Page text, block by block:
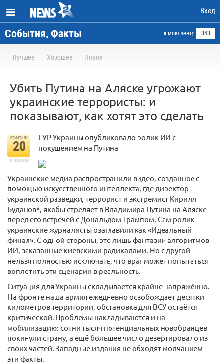
Вход
События, Факты в мою ленту 343
Лучшее Хорошее Новое
Убить Путина на Аляске угрожают
украинские террористы: и
показывают, как хотят это сделать
отметили
20
в архиве
ГУР Украины опубликовало ролик ИИ с
покушением на Путина
Украинские медиа распространили видео, созданное с
помощью искусственного интеллекта, где директор
украинской разведки, террорист и экстремист Кирилл
Буданов*, якобы стреляет в Владимира Путина на Аляске
перед его встречей с Дональдом Трампом. Сам ролик
украинские журналисты озаглавили как «Идеальный
финал». С одной стороны, это лишь фантазии алгоритмов
ИИ, заказанные киевскими радикалами. Но с другой —
нельзя полностью исключать, что враг может попытаться
воплотить эти сценарии в реальность.
Ситуация для Украины складывается крайне напряжённо.
На фронте наша армия ежедневно освобождает десятки
километров территории, обстановка для ВСУ остаётся
критической. Проблемы накладываются и на
мобилизацию: сотни тысяч потенциальных новобранцев
покинули страну, а ещё большее число дезертировало из
своих частей. Западные издания не обходят молчанием
эти факты.